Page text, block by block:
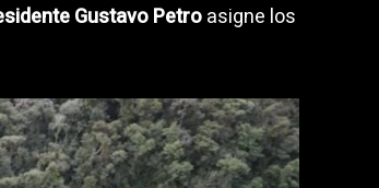
Gustavo Petroasigne los